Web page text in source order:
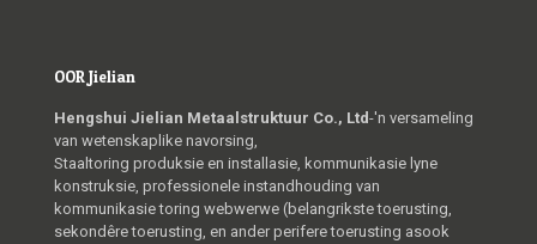
OOR Jielian
Hengshui Jielian Metaalstruktuur Co., Ltd-'n versameling
van wetenskaplike navorsing,
Staaltoring produksie en installasie, kommunikasie lyne
konstruksie, professionele instandhouding van
kommunikasie toring webwerwe (belangrikste toerusting,
sekondêre toerusting, en ander perifere toerusting asook